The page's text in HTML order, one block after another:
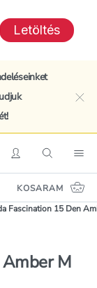
Letöltés
BelépésKeresés
KOSARAM
Fascination 15 Den
M